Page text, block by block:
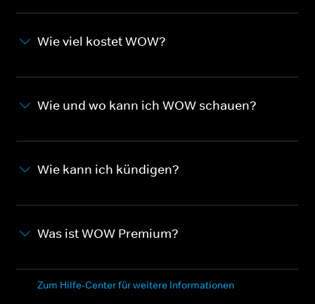
Wie viel kostet WOW?
Wie und wo kann ich WOW schauen?
Wie kann ich kündigen?
Was ist WOW Premium?
Zum Hilfe-Center für weitere Informationen